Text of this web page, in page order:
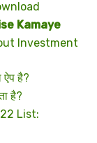
Kamaye
Investment
ऐप है?
है?
List: